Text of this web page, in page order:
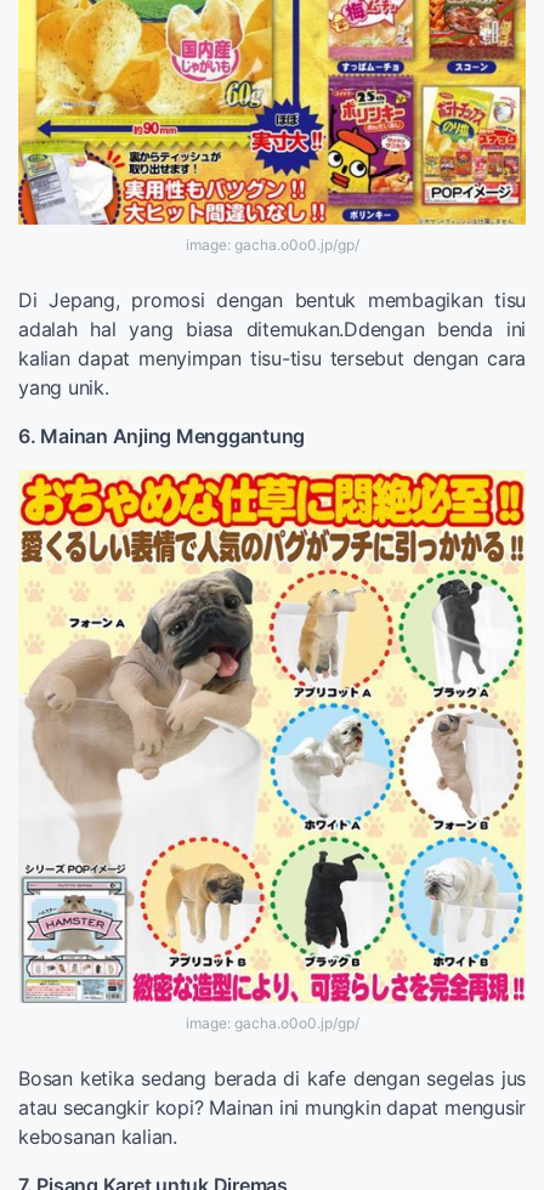
image: gacha.o0o0.jp/gp/
Di Jepang, promosi dengan bentuk membagikan tisu
adalah hal yang biasa ditemukan.Ddengan benda ini
kalian dapat menyimpan tisu-tisu tersebut dengan cara
yang unik.
6. Mainan Anjing Menggantung
image: gacha.o0o0.jp/gp/
Bosan ketika sedang berada di kafe dengan segelas jus
atau secangkir kopi? Mainan ini mungkin dapat mengusir
kebosanan kalian.